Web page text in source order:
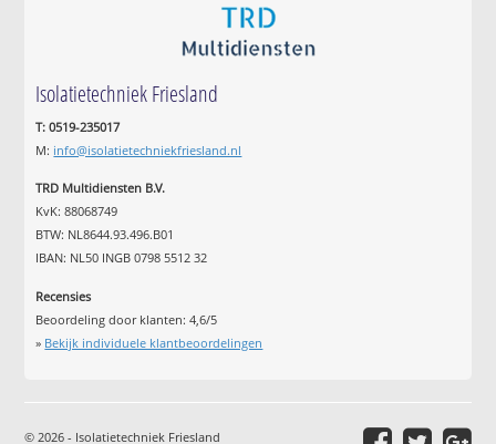
Isolatietechniek Friesland
T: 0519-235017
M: info@isolatietechniekfriesland.nl
TRD Multidiensten B.V.
KvK: 88068749
BTW: NL8644.93.496.B01
IBAN: NL50 INGB 0798 5512 32
Recensies
Beoordeling door klanten:4,6/5
» Bekijk individuele klantbeoordelingen
© 2026 - Isolatietechniek Friesland